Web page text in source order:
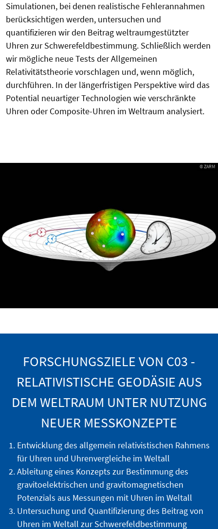
Simulationen, bei denen realistische Fehlerannahmen
berücksichtigen werden, untersuchen und
quantifizieren wir den Beitrag weltraumgestützter
Uhren zur Schwerefeldbestimmung. Schließlich werden
wir mögliche neue Tests der Allgemeinen
Relativitätstheorie vorschlagen und, wenn möglich,
durchführen. In der längerfristigen Perspektive wird das
Potential neuartiger Technologien wie verschränkte
Uhren oder Composite-Uhren im Weltraum analysiert.
© ZARM
FORSCHUNGSZIELE VON C03 -
RELATIVISTISCHE GEODÄSIE AUS
DEM WELTRAUM UNTER NUTZUNG
NEUER MESSKONZEPTE
Entwicklung des allgemein relativistischen Rahmens
für Uhren und Uhrenvergleiche im Weltall
Ableitung eines Konzepts zur Bestimmung des
gravitoelektrischen und gravitomagnetischen
Potenzials aus Messungen mit Uhren im Weltall
Untersuchung und Quantifizierung des Beitrag von
Uhren im Weltall zur Schwerefeldbestimmung